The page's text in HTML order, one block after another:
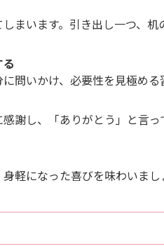
まいます。引き出し一つ、机
問いかけ、必要性を見極める
謝し、「ありがとう」と言
軽になった喜びを味わいまし